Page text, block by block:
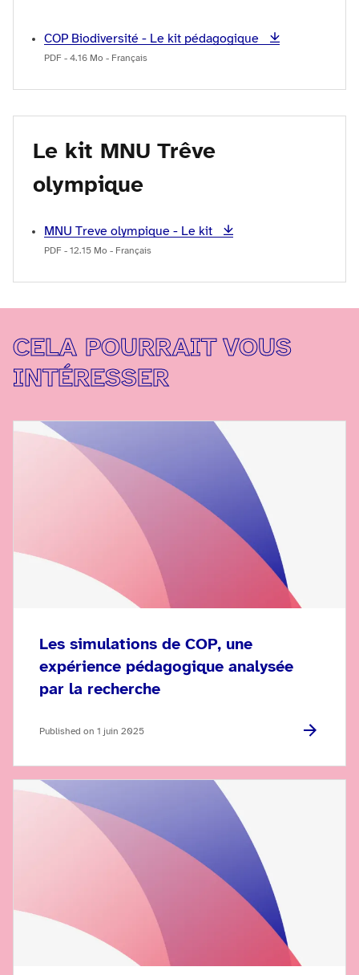
COP Biodiversité - Le kit pédagogique
PDF - 4.16 Mo - Français
Le kit MNU Trêve
olympique
MNU Treve olympique - Le kit
PDF - 12.15 Mo - Français
CELA POURRAIT VOUS
INTÉRESSER
Les simulations de COP, une
expérience pédagogique analysée
par la recherche
Published on 1 juin 2025